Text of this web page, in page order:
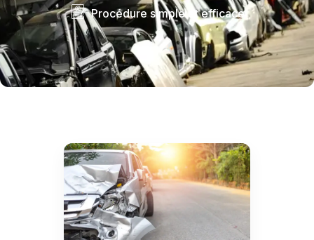
Procédure simple et efficace